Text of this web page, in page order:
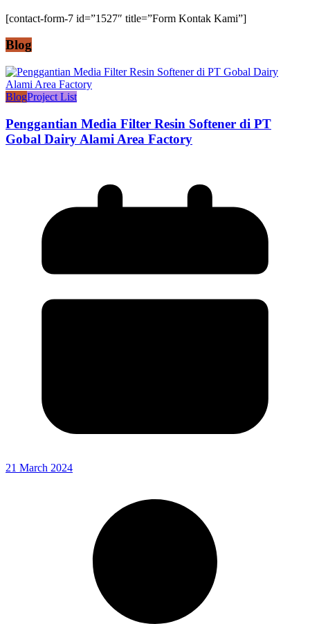
[contact-form-7 id=”1527″ title=”Form Kontak Kami”]
Blog
BlogProject List
Penggantian Media Filter Resin Softener di PT
Gobal Dairy Alami Area Factory
21 March 2024